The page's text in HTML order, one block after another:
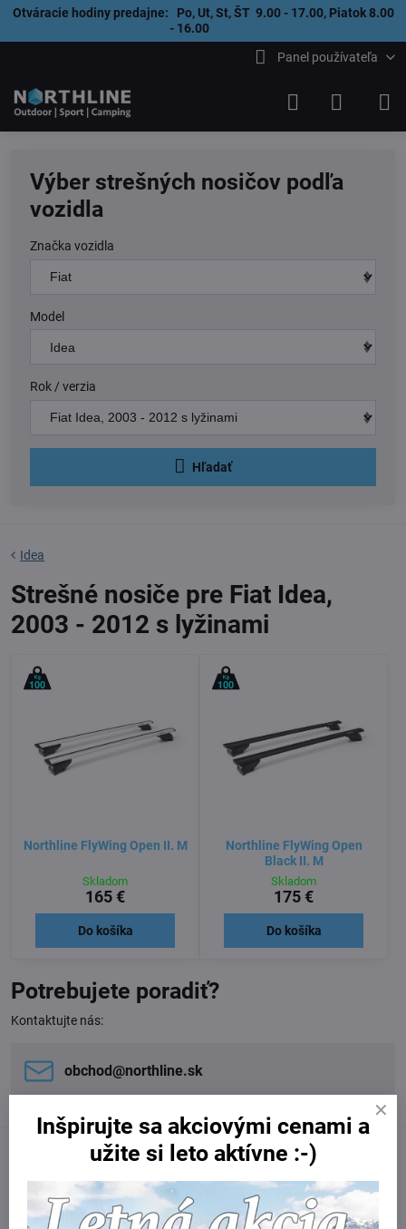
Otváracie hodiny predajne: Po, Ut, St, ŠT 9.00 - 17.00, Piatok 8.00
- 16.00
Panel používateľa
Výber strešných nosičov podľa
vozidla
Značka vozidla
Model
Rok / verzia
Hľadať
Idea
Strešné nosiče pre Fiat Idea,
2003 - 2012 s lyžinami
Northline FlyWing Open II. M
Skladom
165 €
Do košíka
Northline FlyWing Open
Black II. M
Skladom
175 €
Do košíka
Potrebujete poradiť?
Kontaktujte nás:
obchod​@northline​.sk
Inšpirujte sa akciovými cenami a
užite si leto aktívne :-)